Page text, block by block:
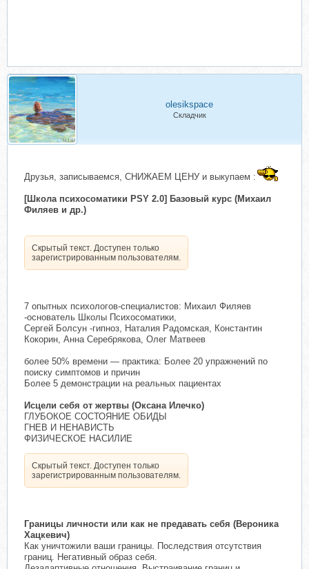
olesikspace
Складчик
Друзья, записываемся, СНИЖАЕМ ЦЕНУ и выкупаем :
[Школа психосоматики PSY 2.0] Базовый курс (Михаил
Филяев и др.)
Скрытый текст. Доступен только
зарегистрированным пользователям.
7 опытных психологов-специалистов: Михаил Филяев
-основатель Школы Психосоматики,
Сергей Болсун -гипноз, Наталия Радомская, Константин
Кокорин, Анна Серебрякова, Олег Матвеев
более 50% времени — практика: Более 20 упражнений по
поиску симптомов и причин
Более 5 демонстрации на реальных пациентах
Исцели себя от жертвы (Оксана Илечко)
ГЛУБОКОЕ СОСТОЯНИЕ ОБИДЫ
ГНЕВ И НЕНАВИСТЬ
ФИЗИЧЕСКОЕ НАСИЛИЕ
Скрытый текст. Доступен только
зарегистрированным пользователям.
Границы личности или как не предавать себя (Вероника
Хацкевич)
Как уничтожили ваши границы. Последствия отсутствия
границ. Негативный образ себя.